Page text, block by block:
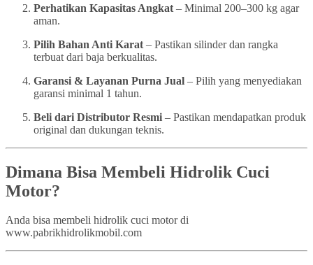
Perhatikan Kapasitas Angkat – Minimal 200–300 kg agar
aman.
Pilih Bahan Anti Karat – Pastikan silinder dan rangka
terbuat dari baja berkualitas.
Garansi & Layanan Purna Jual – Pilih yang menyediakan
garansi minimal 1 tahun.
Beli dari Distributor Resmi – Pastikan mendapatkan produk
original dan dukungan teknis.
Dimana Bisa Membeli Hidrolik Cuci
Motor?
Anda bisa membeli hidrolik cuci motor di
www.pabrikhidrolikmobil.com